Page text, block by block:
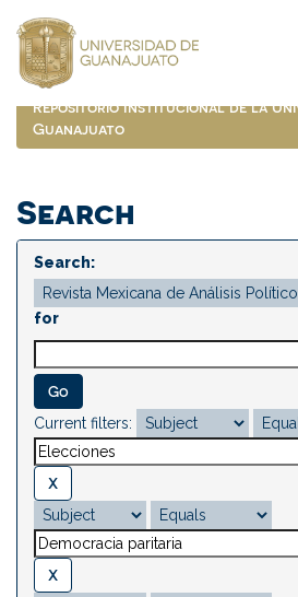
navigation
Repositorio Institucional de la
Guanajuato
Search
Search:
for
Current filters: